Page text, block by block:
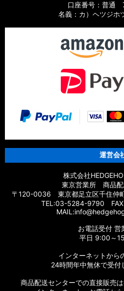
口座番号：普通
名義：カ）ヘツジホ
運営会
株式会社
東京営業所 商品配
〒120-0036 東京都足立区千住仲
TEL:03-5284-9790
お電話受付 営
平日 9:00～
インターネットから
24時間年中無休で受付
商品配送センターでの直接販売